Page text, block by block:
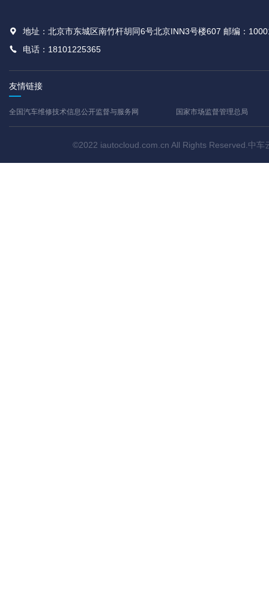
地址：北京市东城区南竹杆胡同6号北京INN3号楼607 邮编：
电话：18101225365
友情链接
全国汽车维修技术信息公开监督与服务网 国家市场监督管理总局
©2022 iautocloud.com.cn All Rights Reserved.中